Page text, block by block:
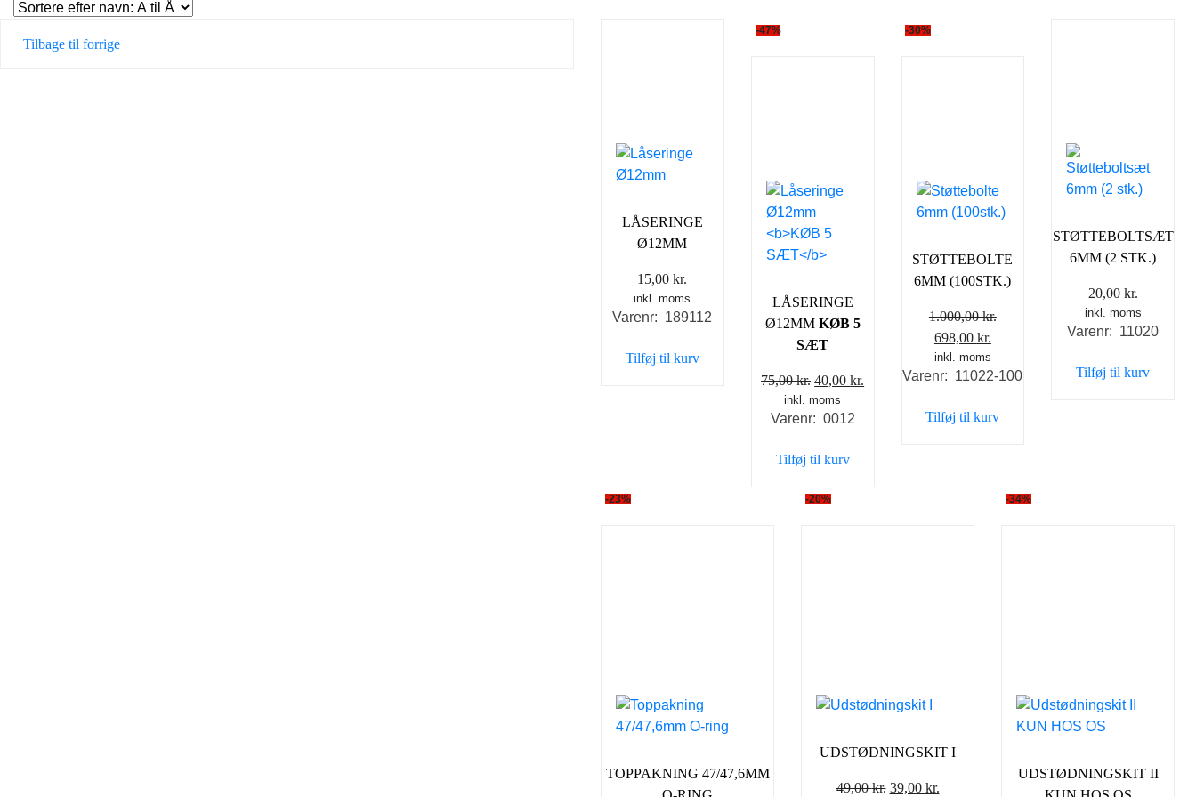
Tilbage til forrige
LÅSERINGE
Ø12MM
15,00kr.
inkl. moms
Varenr: 189112
Tilføj til kurv
-47%
LÅSERINGE
Ø12MM KØB 5
SÆT
75,00kr. Den
oprindelige
pris
75,00 kr..
40,00kr.
inkl. moms
Varenr: 0012
Tilføj til kurv
-30%
STØTTEBOLTE
6MM (100STK.)
1.000,00kr.
Den
oprindelige
pris
1.000,00 kr..
698,00 kr.
aktuelle
pris
698,00 kr..
inkl. moms
Varenr: 11022-100
Tilføj til kurv
STØTTEBOLTSÆT
6MM (2 STK.)
20,00 kr.
inkl. moms
Varenr: 11020
Tilføj til kurv
-23%
TOPPAKNING 47/47,6MM
-20%
UDSTØDNINGSKIT I
49,00kr. Den
39,00 kr.
-34%
UDSTØDNINGSKIT II